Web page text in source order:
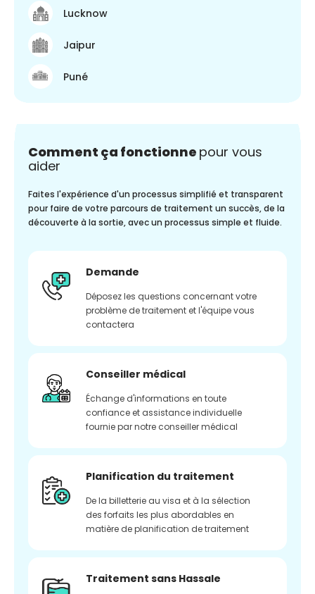
Lucknow
Jaipur
Puné
Comment ça fonctionne pour vous
aider
Faites l'expérience d'un processus simplifié et transparent
pour faire de votre parcours de traitement un succès, de la
découverte à la sortie, avec un processus simple et fluide.
Demande
Déposez les questions concernant votre
problème de traitement et l'équipe vous
contactera
Conseiller médical
Échange d'informations en toute
confiance et assistance individuelle
fournie par notre conseiller médical
Planification du traitement
De la billetterie au visa et à la sélection
des forfaits les plus abordables en
matière de planification de traitement
Traitement sans Hassale